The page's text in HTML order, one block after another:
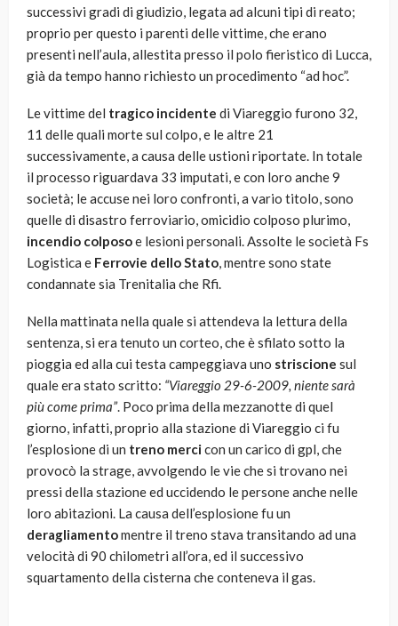
successivi gradi di giudizio, legata ad alcuni tipi di reato;
proprio per questo i parenti delle vittime, che erano
presenti nell’aula, allestita presso il polo fieristico di Lucca,
già da tempo hanno richiesto un procedimento “ad hoc”.
Le vittime del tragico incidente di Viareggio furono 32,
11 delle quali morte sul colpo, e le altre 21
successivamente, a causa delle ustioni riportate. In totale
il processo riguardava 33 imputati, e con loro anche 9
società; le accuse nei loro confronti, a vario titolo, sono
quelle di disastro ferroviario, omicidio colposo plurimo,
incendio colposoe lesioni personali. Assolte le società Fs
Logistica e Ferrovie dello Stato, mentre sono state
condannate sia Trenitalia che Rfi.
Nella mattinata nella quale si attendeva la lettura della
sentenza, si era tenuto un corteo, che è sfilato sotto la
pioggia ed alla cui testa campeggiava uno striscione sul
quale era stato scritto: “Viareggio 29-6-2009, niente sarà
più come prima”. Poco prima della mezzanotte di quel
giorno, infatti, proprio alla stazione di Viareggio ci fu
l’esplosione di un treno mercicon un carico di gpl, che
provocò la strage, avvolgendo le vie che si trovano nei
pressi della stazione ed uccidendo le persone anche nelle
loro abitazioni. La causa dell’esplosione fu un
deragliamentomentre il treno stava transitando ad una
velocità di 90 chilometri all’ora, ed il successivo
squartamento della cisterna che conteneva il gas.